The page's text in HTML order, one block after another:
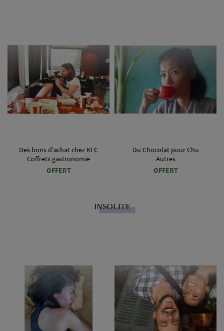
Des bons d'achat chez KFC
Coffrets gastronomie
OFFERT
Du Chocolat pour Chu
Autres
OFFERT
INSOLITE